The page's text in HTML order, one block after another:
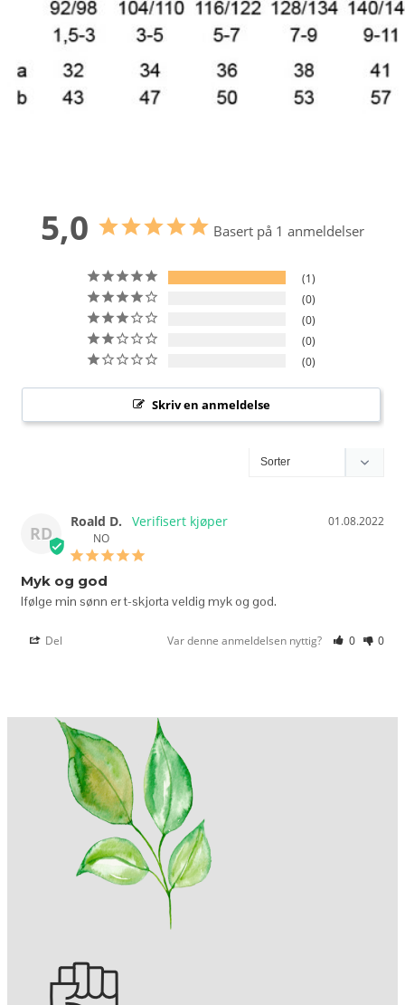
5,0 Basert på 1 anmeldelser
1
0
0
0
0
Skriv en anmeldelse
RD
01.08.2022
Roald D.
NO
Myk og god
Ifølge min sønn er t-skjorta veldig myk og god.
Del Var denne anmeldelsen nyttig? 0 0